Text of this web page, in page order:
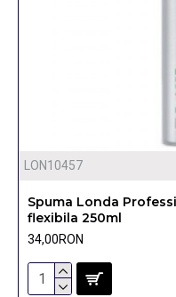
LON10457
Spuma Londa
flexibila 250ml
34,00RON